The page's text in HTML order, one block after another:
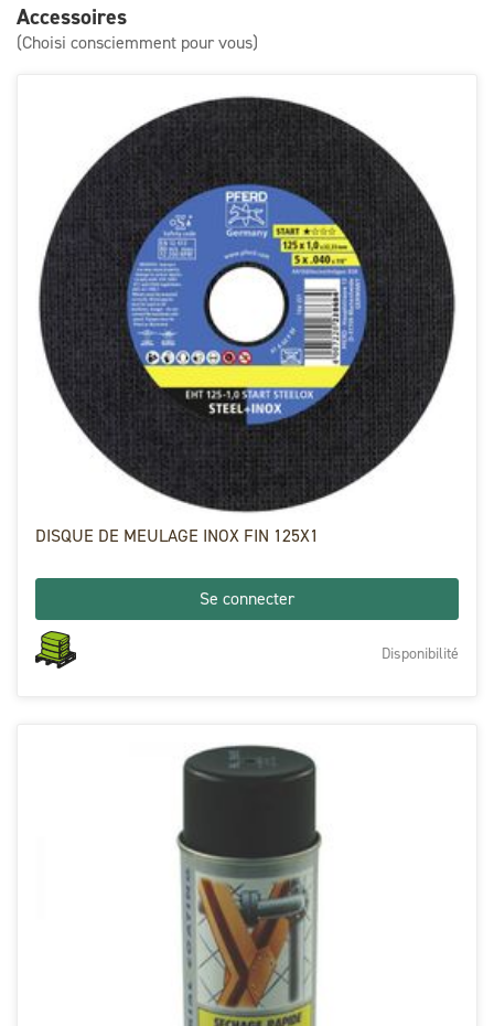
Accessoires
(Choisi consciemment pour vous)
DISQUE DE MEULAGE INOX FIN 125X1
Se connecter
Disponibilité